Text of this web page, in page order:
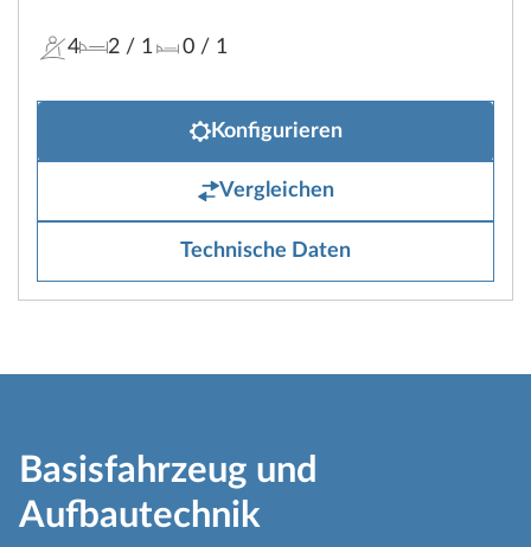
4 2 / 1 0/ 1
Konfigurieren
Vergleichen
Technische Daten
Basisfahrzeug und
Aufbautechnik